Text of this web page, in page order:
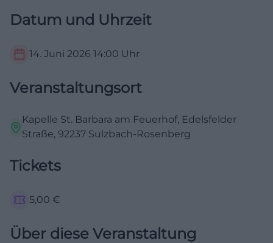
Datum und Uhrzeit
14. Juni 2026 14:00 Uhr
Veranstaltungsort
Kapelle St. Barbara am Feuerhof, Edelsfelder
Straße, 92237 Sulzbach-Rosenberg
Tickets
5,00 €
Über diese Veranstaltung